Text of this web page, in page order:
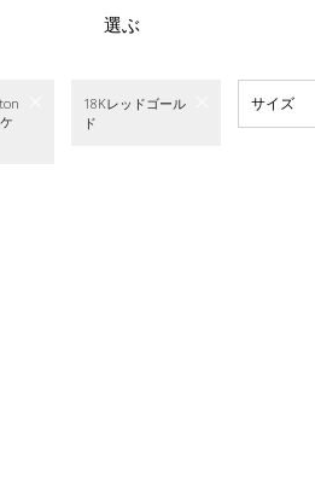
選ぶ
18Kレッドゴール
ド
サイズ